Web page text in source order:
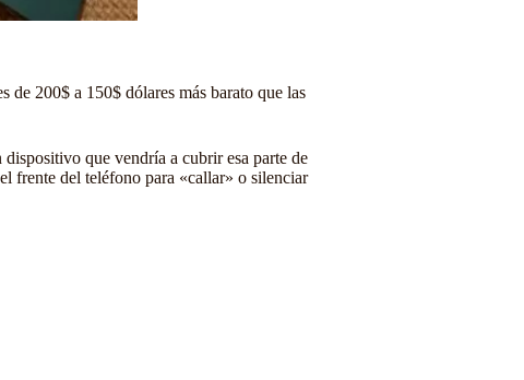
200$ a 150$ dólares más barato que las
que vendría a cubrir esa parte de
frente del teléfono para «callar» o silenciar